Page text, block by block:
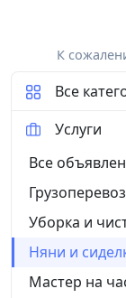
К
Все
Услуги
Все
Уборка и
Няни и
Мастер на